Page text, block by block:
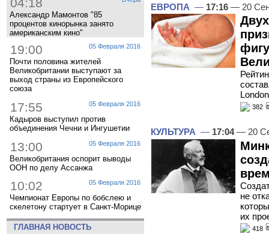
Александр Мамонтов "85
процентов кинорынка занято
американским кино"
05 Февраля 2016
19:00
Почти половина жителей
Великобритании выступают за
выход страны из Европейского
союза
05 Февраля 2016
17:55
Кадыров выступил против
объединения Чечни и Ингушетии
05 Февраля 2016
13:00
Великобритания оспорит выводы
ООН по делу Ассанжа
05 Февраля 2016
10:02
Чемпионат Европы по бобслею и
скелетону стартует в Санкт-Морице
ГЛАВНАЯ НОВОСТЬ
ЕВРОПА — 17:16 — 20
382
КУЛЬТУРА — 17:04— 20
не
их
418